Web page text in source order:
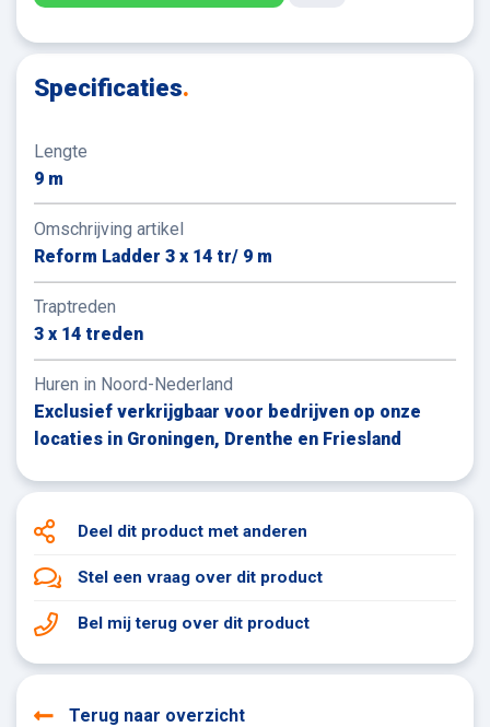
Specificaties.
Lengte
9 m
Omschrijving artikel
Reform Ladder 3 x 14 tr/ 9 m
Traptreden
3 x 14 treden
Huren in Noord-Nederland
Exclusief verkrijgbaar voor bedrijven op onze
locaties in Groningen, Drenthe en Friesland
Deel dit product met anderen
Stel een vraag over dit product
Bel mij terug over dit product
Terug naar overzicht